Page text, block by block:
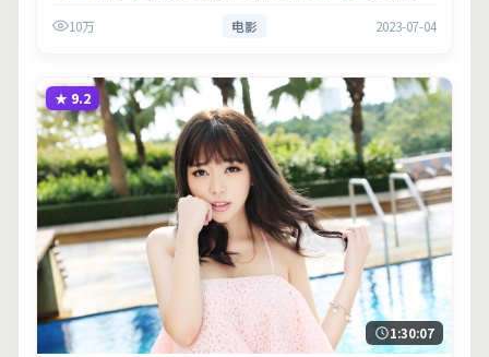
10万 电影 2023-07-04
★ 9.2
1:30:07